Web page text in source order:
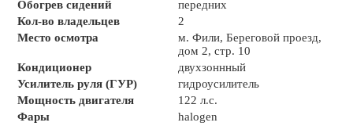
Обогрев сидений
передних
Кол-во владельцев
2
Место осмотра
м. Фили, Береговой проезд,
дом 2, стр. 10
Кондиционер
двухзоннный
Усилитель руля (ГУР)
гидроусилитель
Мощность двигателя
122 л.с.
Фары
halogen